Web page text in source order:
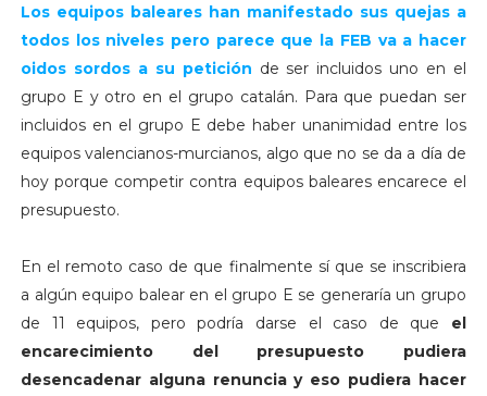
Los equipos baleares han manifestado sus quejas a
todos los niveles pero parece que la FEB va a hacer
oidos sordos a su petición de ser incluidos uno en el
grupo E y otro en el grupo catalán. Para que puedan ser
incluidos en el grupo E debe haber unanimidad entre los
equipos valencianos-murcianos, algo que no se da a día de
hoy porque competir contra equipos baleares encarece el
presupuesto.
En el remoto caso de que finalmente sí que se inscribiera
a algún equipo balear en el grupo E se generaría un grupo
de 11 equipos, pero podría darse el caso de que el
encarecimiento del presupuesto pudiera
desencadenar alguna renuncia y eso pudiera hacer